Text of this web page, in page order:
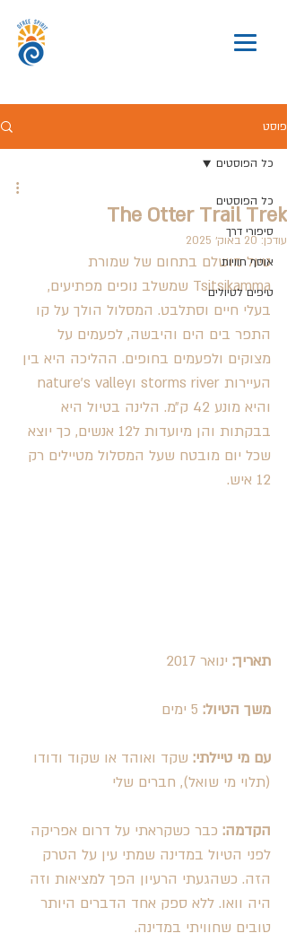
פוסט
כל הפוסטים
סיפורי דרך
אוסף חוויות
טיפים לטיולים
כל הפוסטים
The Otter Trail Trek
עודכן: 20 באוק׳ 2025
טיול מושלם בתחום של שמורת
Tsitsikamma שמשלב נופים מפתיעים,
בעלי חיים וסתלבט. המסלול הולך על קו
התפר בים הים והיבשה, לפעמים על
מצוקים ולפעמים בחופים. ההליכה היא בין
והיא מונע 42 ק״מ. הלינה בטיול היא
בבקתות והן מיועדות ל12 אנשים, כך יוצא
שכל יום מובטח שעל המסלול מטיילים רק
12 איש.
תאריך: ינואר 2017
משך הטיול:
עם מי טיילתי: שקד ואוהד או שקוד ודודו
(תלוי מי שואל), חברים שלי
הקדמה: כבר כשקראתי על דרום אפריקה
לפני הטיול במדינה שמתי עין על הטרק
הזה. כשהגעתי הרעיון הפך למציאות וזה
היה וואו. ללא ספק אחד הדברים היותר
טובים שחוויתי במדינה.